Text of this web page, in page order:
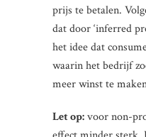
prijs te betalen.
dat door ‘inferred
het idee dat
waarin het bedrijf
meer winst te
Let op:voor non-